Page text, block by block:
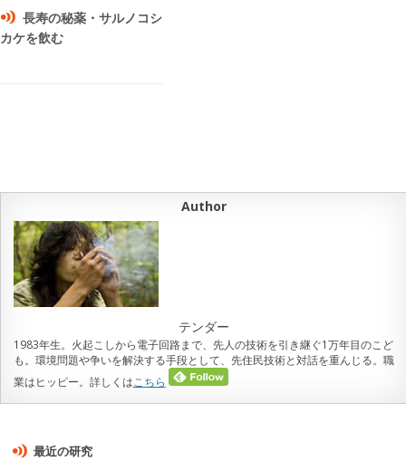
長寿の秘薬・サルノコシ
カケを飲む
Author
テンダー
1983年生。火起こしから電子回路まで、先人の技術を引き継ぐ1万年目のこど
も。環境問題や争いを解決する手段として、先住民技術と対話を重んじる。職
業はヒッピー。詳しくは こちら
最近の研究